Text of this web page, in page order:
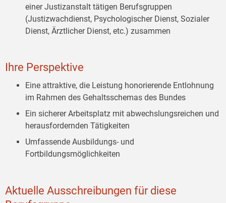
einer Justizanstalt tätigen Berufsgruppen
(Justizwachdienst, Psychologischer Dienst, Sozialer
Dienst, Ärztlicher Dienst, etc.) zusammen
Ihre Perspektive
Eine attraktive, die Leistung honorierende Entlohnung
im Rahmen des Gehaltsschemas des Bundes
Ein sicherer Arbeitsplatz mit abwechslungsreichen und
herausfordernden Tätigkeiten
Umfassende Ausbildungs- und
Fortbildungsmöglichkeiten
Aktuelle Ausschreibungen für diese